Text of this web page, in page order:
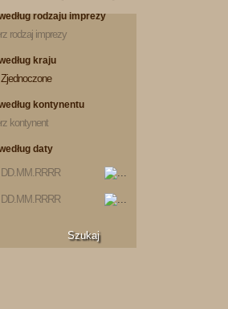
rodzaju imprezy
rodzaj imprezy
kraju
kontynentu
kontynent
daty